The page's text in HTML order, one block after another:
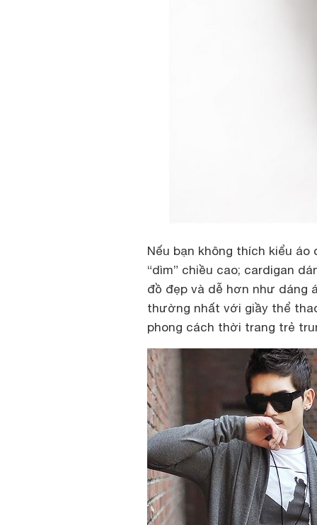
Nếu bạn không thích kiểu
“dìm” chiều cao; cardigan
đồ đẹp và dễ hơn như dáng
thường nhất với giầy thể
phong cách thời trang trẻ